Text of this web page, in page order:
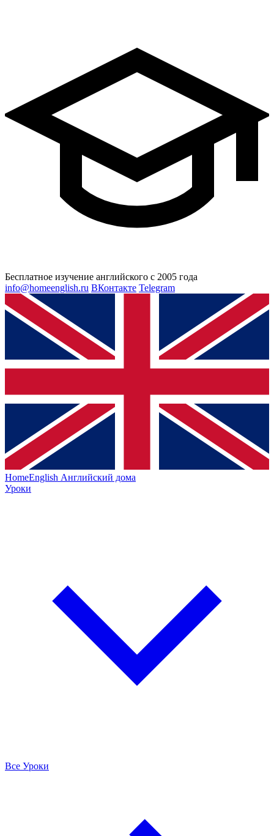
Бесплатное изучение английского с 2005 года
info@homeenglish.ru ВКонтакте Telegram
HomeEnglish Английский дома
Уроки
Все Уроки